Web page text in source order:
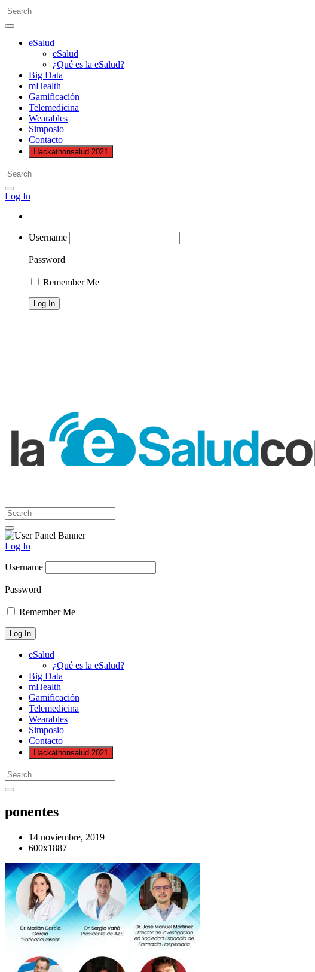
eSalud
eSalud
¿Qué es la eSalud?
Big Data
mHealth
Gamificación
Telemedicina
Wearables
Simposio
Contacto
Hackathonsalud 2021
Log In
Username
Password
Remember Me
Log In
Username
Password
Remember Me
eSalud
¿Qué es la eSalud?
Big Data
mHealth
Gamificación
Telemedicina
Wearables
Simposio
Contacto
Hackathonsalud 2021
ponentes
14 noviembre, 2019
600x1887